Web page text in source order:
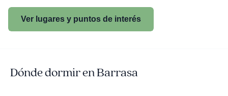
Ver lugares y puntos de interés
Dónde dormir en Barrasa